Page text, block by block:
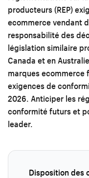
producteurs (REP)
ecommerce vendant
responsabilité des
législation similaire
Canada et en
marques ecommerce
exigences de
2026. Anticiper les
conformité futurs et
leader.
Disposition des